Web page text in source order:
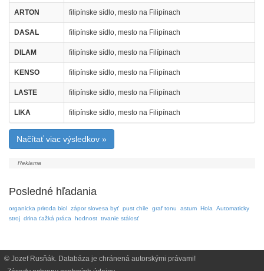
ARTON filipínske sídlo, mesto na Filipínach
DASAL filipínske sídlo, mesto na Filipínach
DILAM filipínske sídlo, mesto na Filípinach
KENSO filipínske sídlo, mesto na Filipínach
LASTE filipínske sídlo, mesto na Filipínach
LIKA filipínske sídlo, mesto na Filipínach
Načítať viac výsledkov »
Posledné hľadania
organicka priroda biol zápor slovesa byť pust chile graf tonu astum Hola
Automaticky
stroj drina ťažká práca hodnost trvanie stálosť
© Jozef Rusňák. Databáza je chránená autorskými právami!